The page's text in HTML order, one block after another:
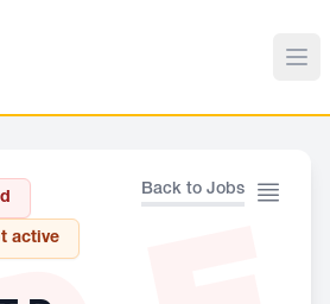
Back to Jobs
active